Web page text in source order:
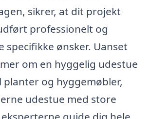
sikrer, at dit projekt
professionelt og
specifikke ønsker. Uanset
om en hyggelig udestue
planter og hyggemøbler,
udestue med store